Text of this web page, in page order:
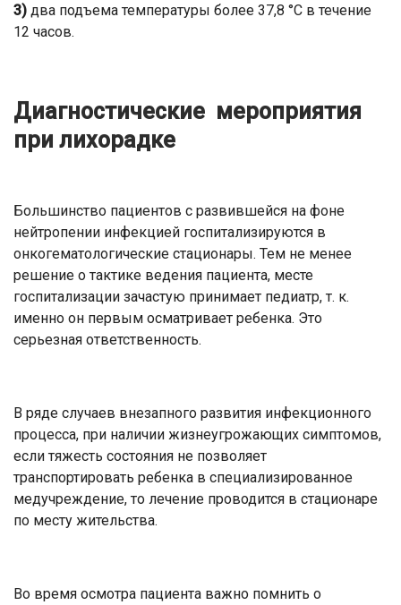
3) два подъема температуры более 37,8 °С в течение
12 часов.
Диагностические мероприятия
при лихорадке
Большинство пациентов с развившейся на фоне
нейтропении инфекцией госпитализируются в
онкогематологические стационары. Тем не менее
решение о тактике ведения пациента, месте
госпитализации зачастую принимает педиатр, т. к.
именно он первым осматривает ребенка. Это
серьезная ответственность.
В ряде случаев внезапного развития инфекционного
процесса, при наличии жизнеугрожающих симптомов,
если тяжесть состояния не позволяет
транспортировать ребенка в специализированное
медучреждение, то лечение проводится в стационаре
по месту жительства.
Во время осмотра пациента важно помнить о